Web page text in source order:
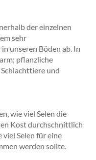
der einzelnen
sehr
unseren Böden ab. In
pflanzliche
und
wie viel Selen die
Kost durchschnittlich
viel Selen für eine
werden sollte.